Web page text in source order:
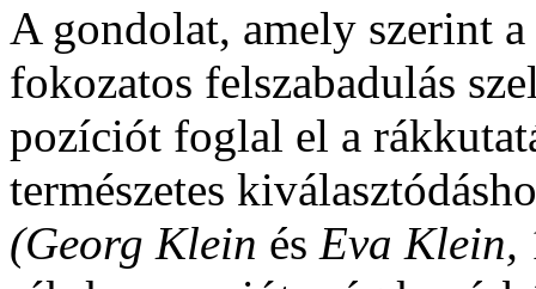
A gondolat, amely szerint
fokozatos felszabadulás
pozíciót foglal el a
természetes
(Georg Klein és Eva Klein,